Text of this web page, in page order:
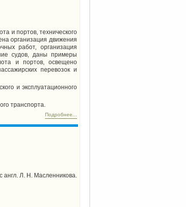
и портов, технического
организация движения
работ, организация
судов, даны примеры
и портов, освещено
перевозок и
и эксплуатационного
транспорта.
Подробнее...
англ. Л. Н. Масленникова.